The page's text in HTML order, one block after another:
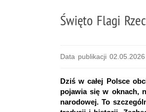
Święto Flagi
Data publikacji 02.05.2026
Dziś w całej Polsce
pojawia się w oknach,
narodowej. To